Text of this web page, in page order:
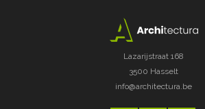
Lazarijstraat 168
3500 Hasselt
info@architectura.be